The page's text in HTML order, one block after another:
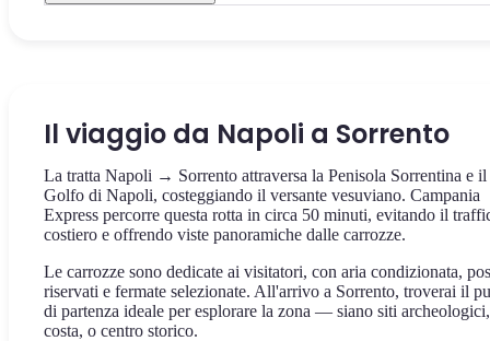
Il viaggio da Napoli a Sorrento
La tratta Napoli → Sorrento attraversa la Penisola Sorrentina e il
Golfo di Napoli, costeggiando il versante vesuviano. Campania
Express percorre questa rotta in circa 50 minuti, evitando il
costiero e offrendo viste panoramiche dalle carrozze.
Le carrozze sono dedicate ai visitatori, con aria condizionata,
riservati e fermate selezionate. All'arrivo a Sorrento, troverai il
di partenza ideale per esplorare la zona — siano siti archeologici,
costa, o centro storico.